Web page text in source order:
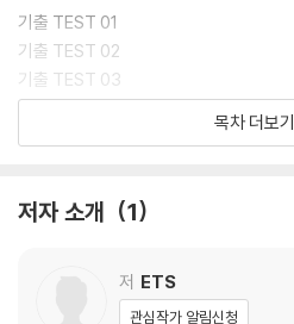
기출 TEST 01
기출 TEST 02
기출 TEST 03
기출 TEST 04
기출 TEST 08
목차 더보기
저자 소개 1
저 ETS
관심작가 알림신청